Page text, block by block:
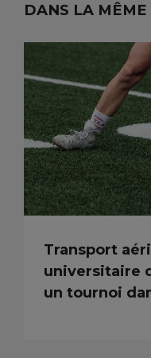
DANS LA MÊME
Transport
universitaire
un tournoi